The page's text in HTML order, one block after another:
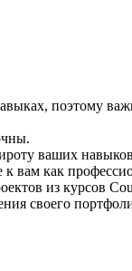
поэтому
ваших
вам как
из курсов
своего